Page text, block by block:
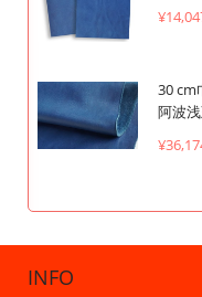
30 cm
阿波
INFO